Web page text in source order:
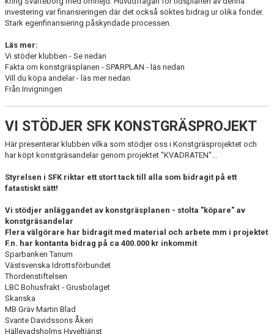
investering var finansieringen där det också söktes bidrag ur olika fonder.
Stark egenfinansiering påskyndade processen.
Läs mer:
Vi stöder klubben - Se nedan
Fakta om konstgräsplanen - SPARPLAN - läs nedan
Vill du köpa andelar - läs mer nedan
Från Invigningen
VI STÖDJER SFK KONSTGRÄSPROJEKT
Här presenterar klubben vilka som stödjer oss i Konstgräsprojektet och
har köpt konstgräsandelar genom projektet "KVADRATEN"...
Styrelsen i SFK riktar ett stort tack till alla som bidragit på ett
fatastiskt sätt!
Vi stödjer anläggandet av konstgräsplanen - stolta "köpare" av
konstgräsandelar
Flera välgörare har bidragit med material och arbete mm i projektet
F.n. har kontanta bidrag på ca 400.000 kr inkommit
Sparbanken Tanum
Västsvenska Idrottsförbundet
Thordenstiftelsen
LBC Bohusfrakt - Grusbolaget
Skanska
MB Gräv Martin Blad
Svante Davidssons Åkeri
Hällevadsholms Hyveltjänst